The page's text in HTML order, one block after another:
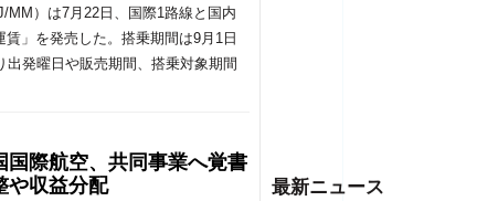
最新ニュース
）は7月22日、国際1路線と国内
」を発売した。搭乗期間は9月1日
発曜日や販売期間、搭乗対象期間
国際航空、共同事業へ覚書
収益分配